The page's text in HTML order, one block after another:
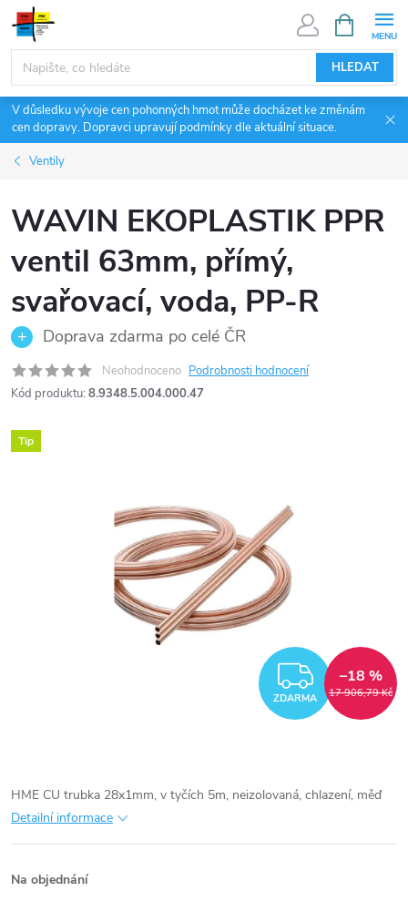
Přejít
obsah
HLEDAT
NÁKUPNÍ
KOŠÍK
V důsledku vývoje cen pohonných hmot může docházet ke změnám
cen dopravy. Dopravci upravují podmínky dle aktuální situace.
Ventily
WAVIN EKOPLASTIK PPR
ventil 63mm, přímý,
svařovací, voda, PP-R
Doprava zdarma po celé ČR
Neohodnoceno Podrobnosti hodnocení
Kód produktu: 8.9348.5.004.000.47
Tip
ZDARMA 17 906,79 Kč
–18 %
HME CU trubka 28x1mm, v tyčích 5m, neizolovaná, chlazení, měď
Detailní informace
Na objednání